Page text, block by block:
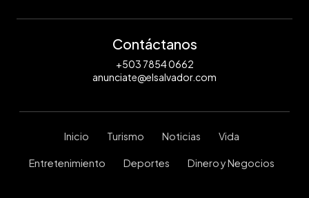
Contáctanos
+503 7854 0662
anunciate@elsalvador.com
Inicio Turismo Noticias Vida
Entretenimiento Deportes Dinero y Negocios